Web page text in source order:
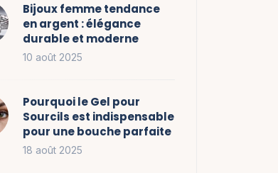
Bijoux femme tendance
en argent : élégance
durable et moderne
10 août 2025
Pourquoi le Gel pour
Sourcils est indispensable
pour une bouche parfaite
18 août 2025